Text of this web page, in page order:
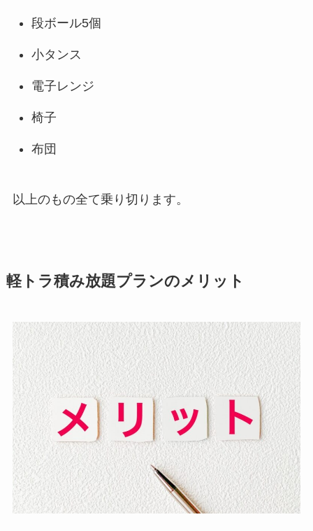
段ボール5個
小タンス
電子レンジ
椅子
布団
以上のもの全て乗り切ります。
軽トラ積み放題プランのメリット